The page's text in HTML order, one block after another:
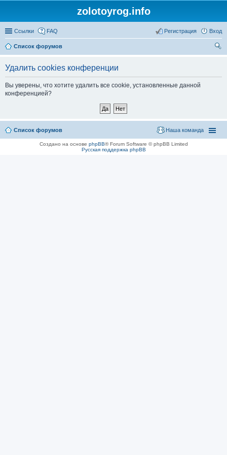
zolotoyrog.info
Ссылки FAQ Вход
Регистрация
Список форумов
Удалить cookies конференции
Вы уверены, что хотите удалить все cookie, установленные данной
конференцией?
Список форумов Наша команда
Создано на основе phpBB® Forum Software © phpBB Limited
Русская поддержка phpBB